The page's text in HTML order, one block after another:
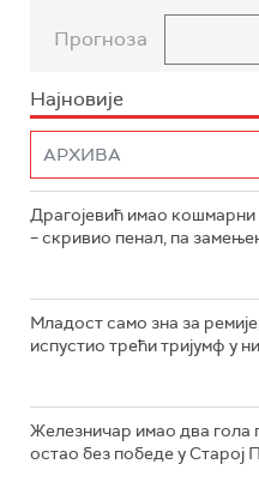
Прогноза
Најновије
Драгојевић имао кошмарни
– скривио пенал, па
Младост само зна за
испустио трећи тријумф у
Железничар имао два гола
остао без победе у Старој